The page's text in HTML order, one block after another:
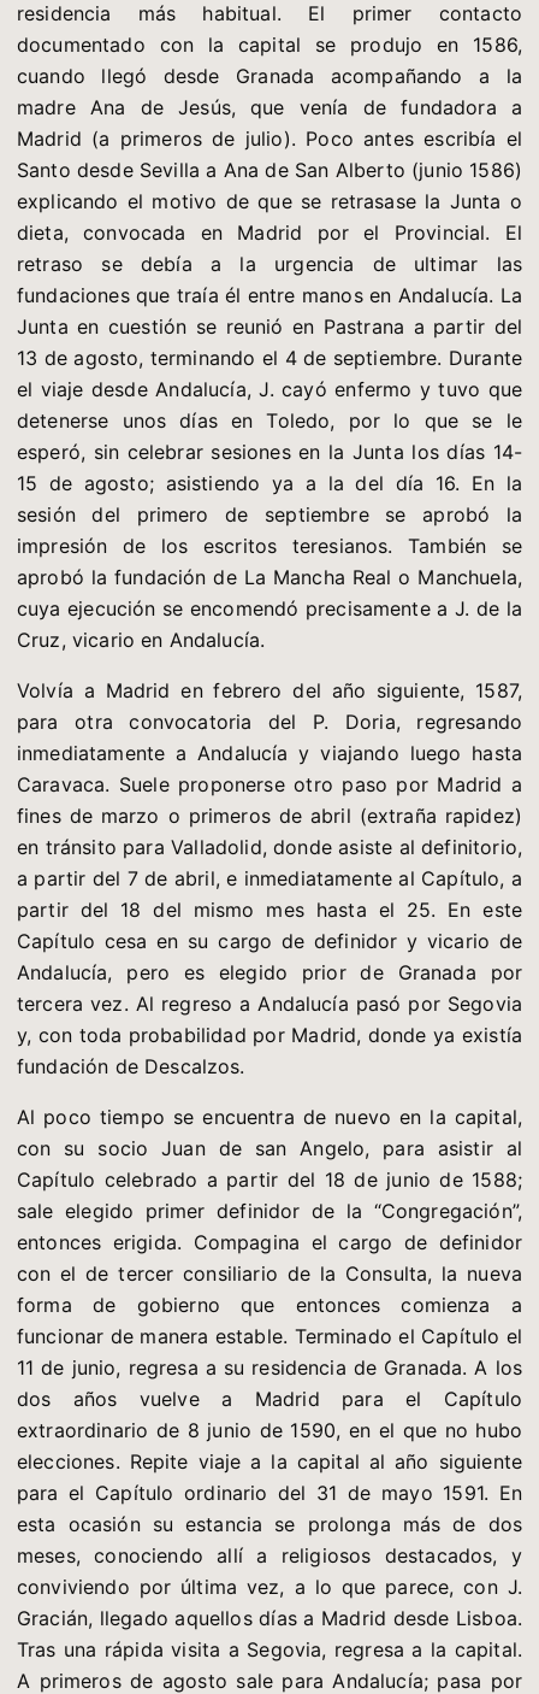
residencia más habitual. El primer contacto
documentado con la capital se produjo en 1586,
cuando llegó desde Granada acompañando a la
madre Ana de Jesús, que venía de fundadora a
Madrid (a primeros de julio). Poco antes escribía el
Santo desde Sevilla a Ana de San Alberto (junio 1586)
explicando el motivo de que se retrasase la Junta o
dieta, convocada en Madrid por el Provincial. El
retraso se debía a la urgencia de ultimar las
fundaciones que traía él entre manos en Andalucía. La
Junta en cuestión se reunió en Pastrana a partir del
13 de agosto, terminando el 4 de septiembre. Durante
el viaje desde Andalucía, J. cayó enfermo y tuvo que
detenerse unos días en Toledo, por lo que se le
esperó, sin celebrar sesiones en la Junta los días 14-
15 de agosto; asistiendo ya a la del día 16. En la
sesión del primero de septiembre se aprobó la
impresión de los escritos teresianos. También se
aprobó la fundación de La Mancha Real o Manchuela,
cuya ejecución se encomendó precisamente a J. de la
Cruz, vicario en Andalucía.
Volvía a Madrid en febrero del año siguiente, 1587,
para otra convocatoria del P. Doria, regresando
inmediatamente a Andalucía y viajando luego hasta
Caravaca. Suele proponerse otro paso por Madrid a
fines de marzo o primeros de abril (extraña rapidez)
en tránsito para Valladolid, donde asiste al definitorio,
a partir del 7 de abril, e inmediatamente al Capítulo, a
partir del 18 del mismo mes hasta el 25. En este
Capítulo cesa en su cargo de definidor y vicario de
Andalucía, pero es elegido prior de Granada por
tercera vez. Al regreso a Andalucía pasó por Segovia
y, con toda probabilidad por Madrid, donde ya existía
fundación de Descalzos.
Al poco tiempo se encuentra de nuevo en la capital,
con su socio Juan de san Angelo, para asistir al
Capítulo celebrado a partir del 18 de junio de 1588;
sale elegido primer definidor de la “Congregación”,
entonces erigida. Compagina el cargo de definidor
con el de tercer consiliario de la Consulta, la nueva
forma de gobierno que entonces comienza a
funcionar de manera estable. Terminado el Capítulo el
11 de junio, regresa a su residencia de Granada. A los
dos años vuelve a Madrid para el Capítulo
extraordinario de 8 junio de 1590, en el que no hubo
elecciones. Repite viaje a la capital al año siguiente
para el Capítulo ordinario del 31 de mayo 1591. En
esta ocasión su estancia se prolonga más de dos
meses, conociendo allí a religiosos destacados, y
conviviendo por última vez, a lo que parece, con J.
Gracián, llegado aquellos días a Madrid desde Lisboa.
Tras una rápida visita a Segovia, regresa a la capital.
A primeros de agosto sale para Andalucía; pasa por